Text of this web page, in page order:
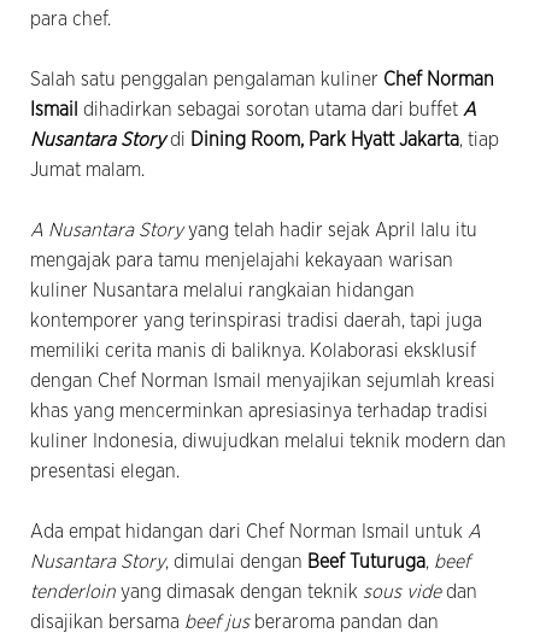
para chef.
Salah satu penggalan pengalaman kuliner Chef Norman
Ismail dihadirkan sebagai sorotan utama dari buffet A
Nusantara Storydi Dining Room, Park Hyatt Jakarta, tiap
Jumat malam.
A Nusantara Storyyang telah hadir sejak April lalu itu
mengajak para tamu menjelajahi kekayaan warisan
kuliner Nusantara melalui rangkaian hidangan
kontemporer yang terinspirasi tradisi daerah, tapi juga
memiliki cerita manis di baliknya. Kolaborasi eksklusif
dengan Chef Norman Ismail menyajikan sejumlah kreasi
khas yang mencerminkan apresiasinya terhadap tradisi
kuliner Indonesia, diwujudkan melalui teknik modern dan
presentasi elegan.
Ada empat hidangan dari Chef Norman Ismail untuk A
Nusantara Story, dimulai dengan Beef Tuturuga, beef
tenderloin yang dimasak dengan teknik sous videdan
disajikan bersama beef jusberaroma pandan dan